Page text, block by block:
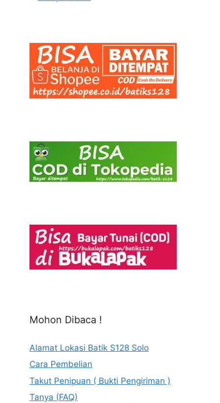
Mohon Dibaca !
Alamat Lokasi Batik S128 Solo
Cara Pembelian
Takut Penipuan ( Bukti Pengiriman )
Tanya (FAQ)